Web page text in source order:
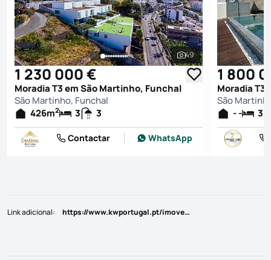
Ver todas as
49
1 230 000 €
Moradia T3 em São Martinho, Funchal
São Martinho, Funchal
426m2 3 3
Contactar WhatsApp
1 800
Moradia T3
São
- -
3
Link adicional: https://www.kwportugal.pt/imovel/Venda/Moradia/Ilha da Madeira/Funchal/São Martinho/54526